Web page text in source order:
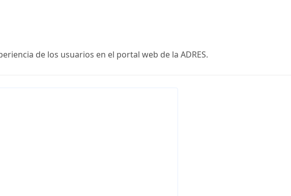
de los usuarios en el portal web de la ADRES.